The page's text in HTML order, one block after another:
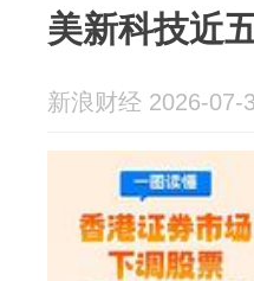
美新科技近
新浪财经 2026-07-